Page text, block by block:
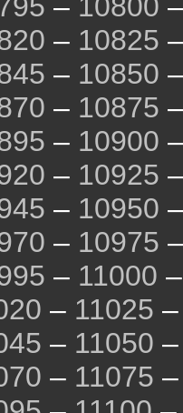
– 10800
– 10825
– 10850
– 10875
– 10900
– 10925
– 10950
– 10975
– 11000
– 11025
– 11050
– 11075